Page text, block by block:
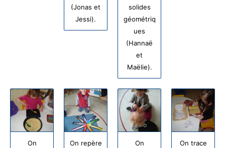
(Jonas et
Jessi).
solides
géométriq
ues
(Hannaë
et
Maëlie).
On
On repère
On
On trace